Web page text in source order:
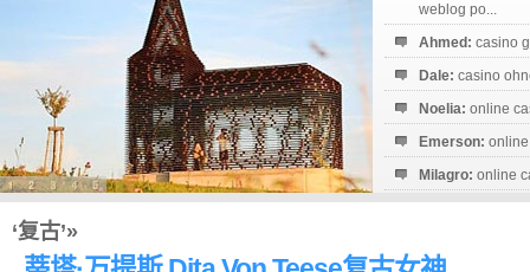
weblog po...
Ahmed: casino
Dale: casino
Noelia: online
Emerson:
Milagro: online
‘复古’»